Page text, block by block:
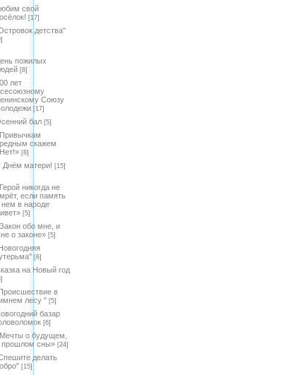
свой
[17]
детства"
пожилых
[8]
лет
Союзу
[17]
бал [5]
скажем
[8]
Днём матери! [15]
никогда не
если память
нем в народе
[5]
обо мне, и
о законе» [5]
[6]
на Новый год
в
лесу " [5]
базар
[6]
о будущем,
прошлом сны» [24]
делать
[15]